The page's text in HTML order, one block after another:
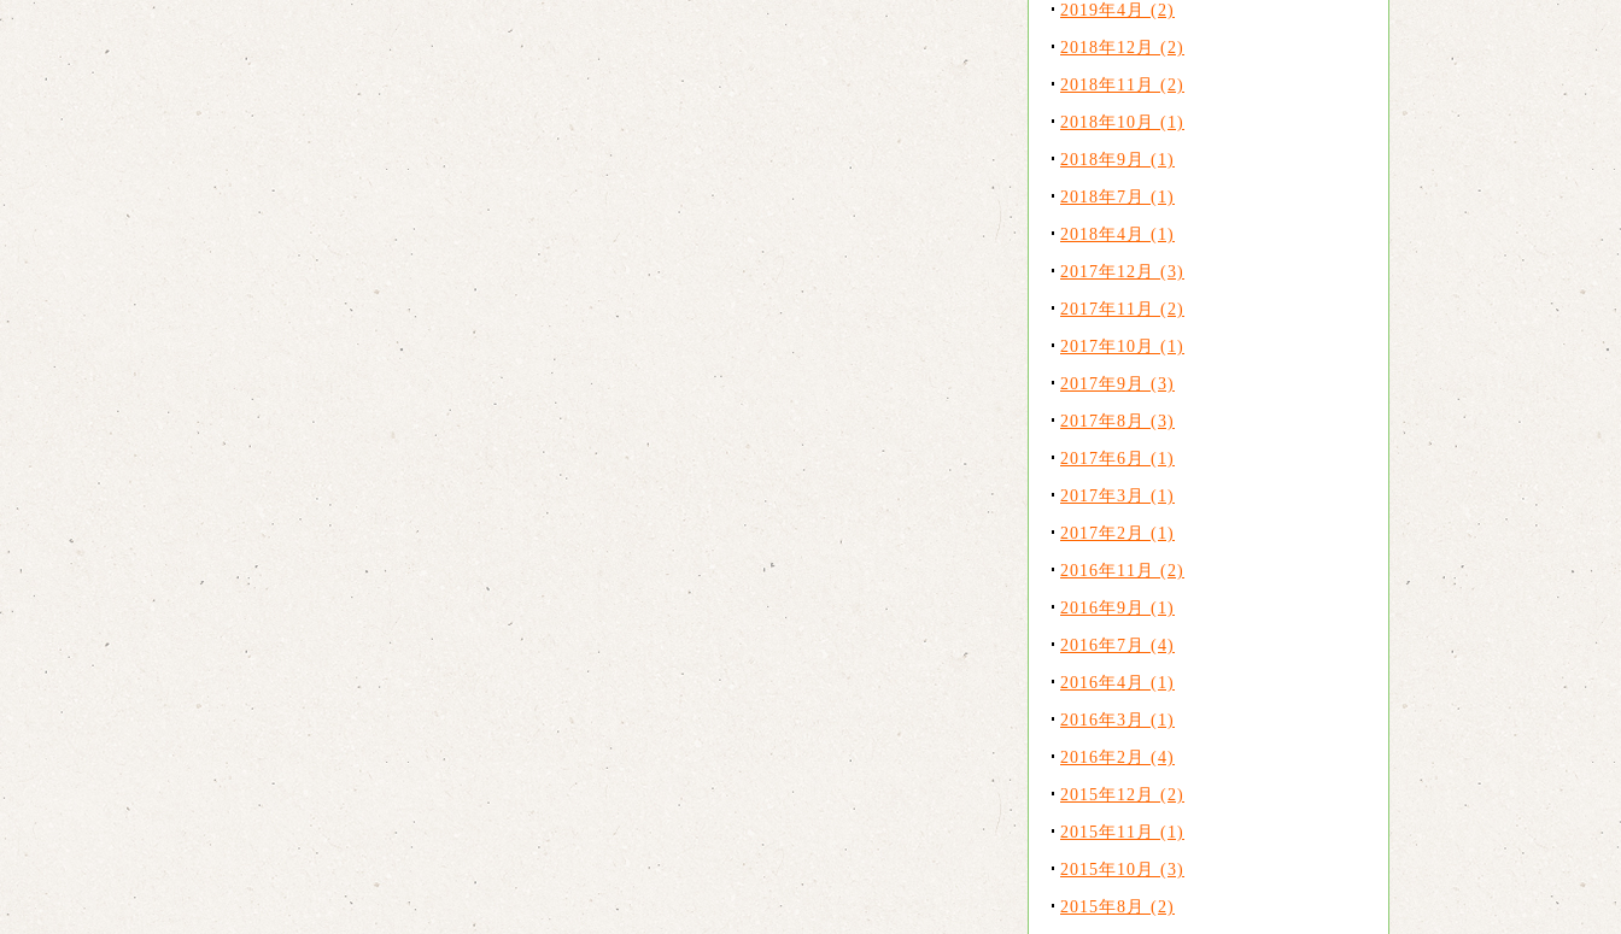
2019年4月 (2)
2018年12月 (2)
2018年11月 (2)
2018年10月 (1)
2018年9月 (1)
2018年7月 (1)
2018年4月 (1)
2017年12月 (3)
2017年11月 (2)
2017年10月 (1)
2017年9月 (3)
2017年8月 (3)
2017年6月 (1)
2017年3月 (1)
2017年2月 (1)
2016年11月 (2)
2016年9月 (1)
2016年7月 (4)
2016年4月 (1)
2016年3月 (1)
2016年2月 (4)
2015年12月 (2)
2015年11月 (1)
2015年10月 (3)
2015年8月 (2)